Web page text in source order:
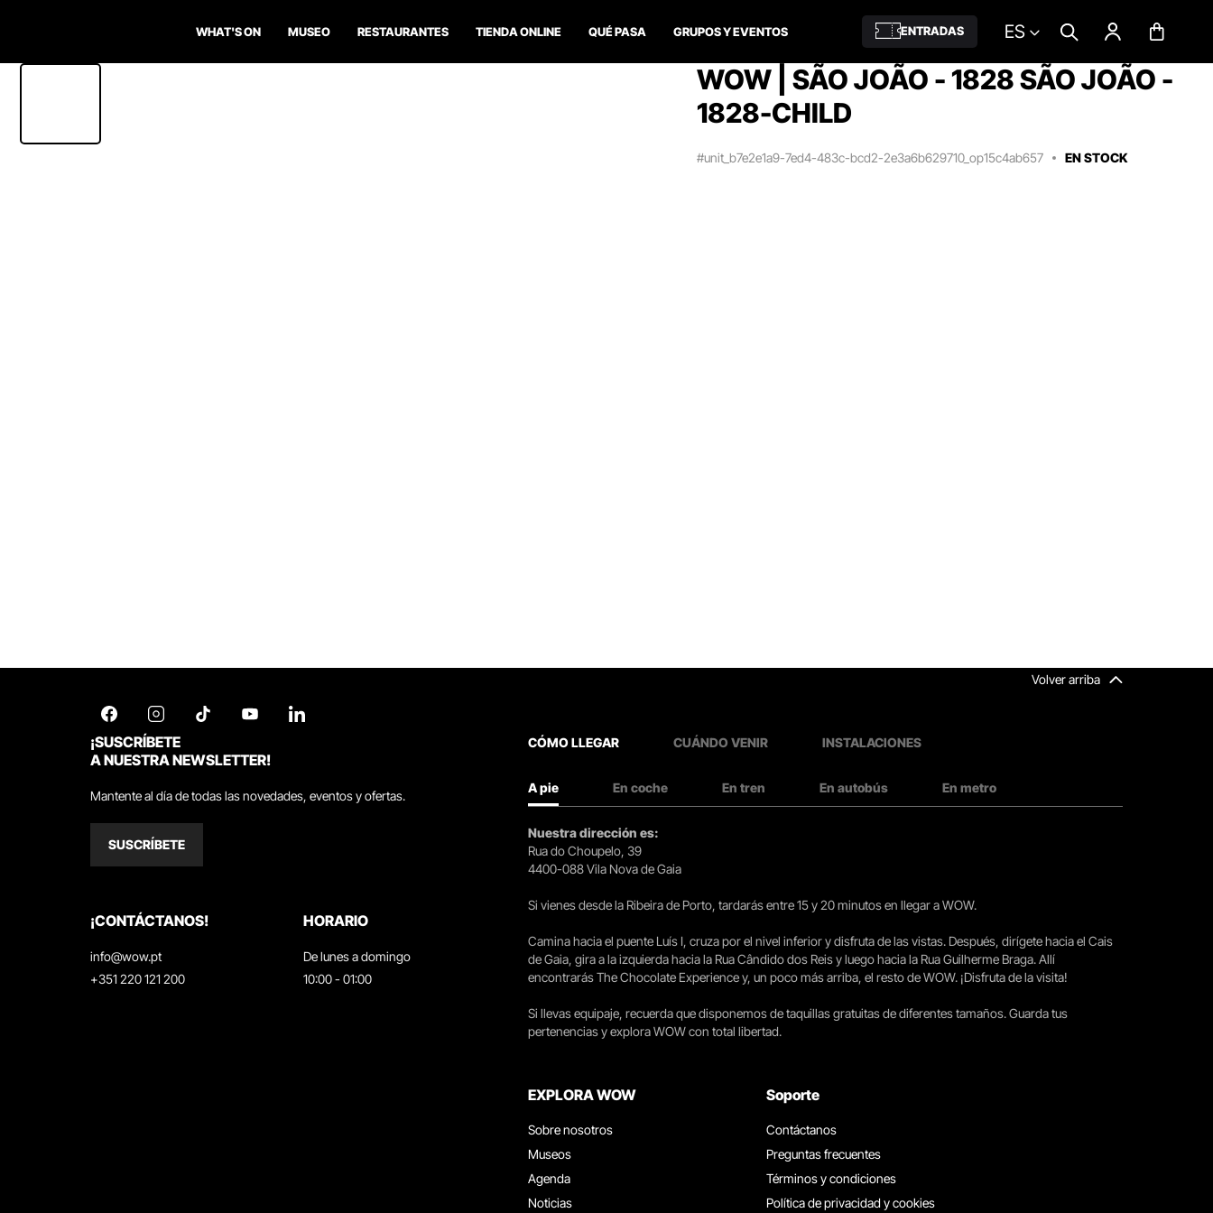
WHAT'S ON MUSEO RESTAURANTES TIENDA ONLINE QUÉ PASA GRUPOS Y EVENTOS ENTRADAS ES
WOW | SÃO JOÃO - 1828 SÃO JOÃO -
1828-CHILD
#unit_b7e2e1a9-7ed4-483c-bcd2-2e3a6b629710_op15c4ab657 EN STOCK
Volver arriba
¡SUSCRÍBETE
A NUESTRA NEWSLETTER!
Mantente al día de todas las novedades, eventos y ofertas.
SUSCRÍBETE
¡CONTÁCTANOS!
info@wow.pt
+351 220 121 200
HORARIO
De lunes a domingo
10:00 - 01:00
CÓMO LLEGAR CUÁNDO VENIR INSTALACIONES
A pie En coche En tren En autobús En metro
Nuestra dirección es:
Rua do Choupelo, 39
4400-088 Vila Nova de Gaia
Si vienes desde la Ribeira de Porto, tardarás entre 15 y 20 minutos en llegar a WOW.
Camina hacia el puente Luís I, cruza por el nivel inferior y disfruta de las vistas. Después, dirígete hacia el Cais
de Gaia, gira a la izquierda hacia la Rua Cândido dos Reis y luego hacia la Rua Guilherme Braga. Allí
encontrarás The Chocolate Experience y, un poco más arriba, el resto de WOW. ¡Disfruta de la visita!
Si llevas equipaje, recuerda que disponemos de taquillas gratuitas de diferentes tamaños. Guarda tus
pertenencias y explora WOW con total libertad.
EXPLORA WOW
Sobre nosotros
Museos
Agenda
Noticias
Soporte
Contáctanos
Preguntas frecuentes
Términos y condiciones
Política de privacidad y cookies